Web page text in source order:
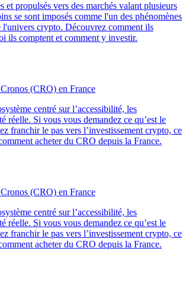
et propulsés vers des marchés valant plusieurs
se sont imposés comme l'un des phénomènes
l'univers crypto. Découvrez comment ils
ils comptent et comment y investir.
(CRO) en France
centré sur l’accessibilité, les
réelle. Si vous vous demandez ce qu’est le
franchir le pas vers l’investissement crypto, ce
acheter du CRO depuis la France.
(CRO) en France
centré sur l’accessibilité, les
réelle. Si vous vous demandez ce qu’est le
franchir le pas vers l’investissement crypto, ce
acheter du CRO depuis la France.